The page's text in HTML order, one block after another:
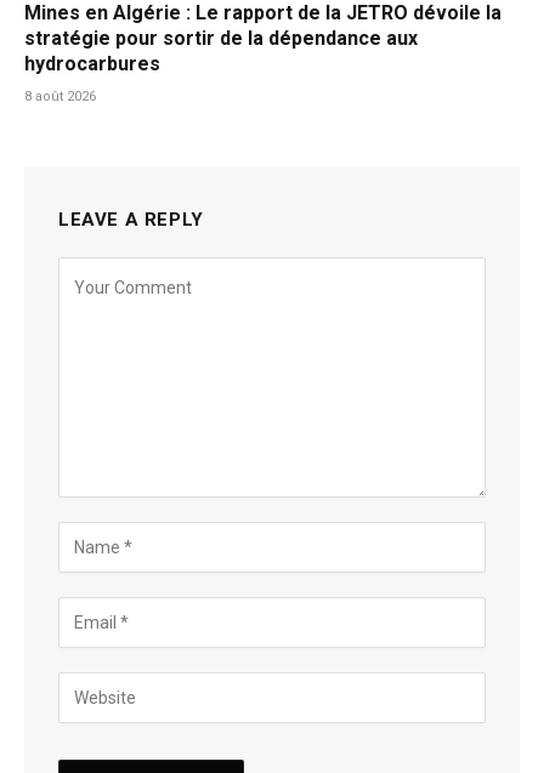
Mines en Algérie : Le rapport de la JETRO dévoile la
stratégie pour sortir de la dépendance aux
hydrocarbures
8 août 2026
LEAVE A REPLY